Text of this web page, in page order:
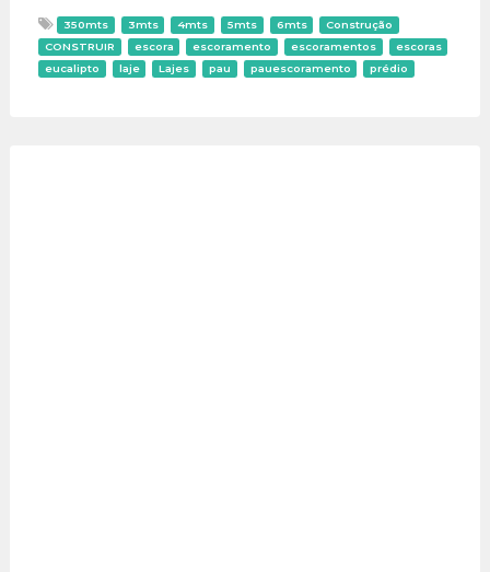
350mts 3mts 4mts 5mts 6mts
Construção
CONSTRUIR
escora escoramento escoramentos
escoras
eucalipto
laje Lajes pau pauescoramento prédio